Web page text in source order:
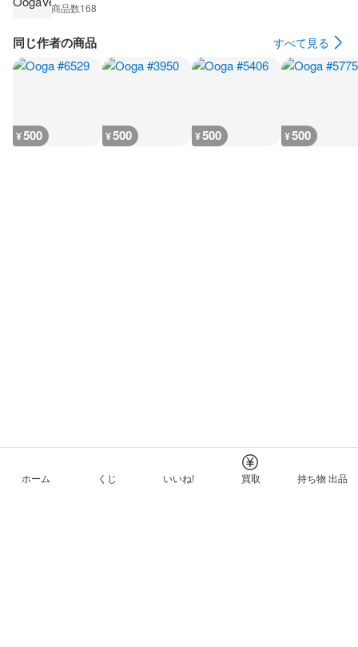
商品数168
同じ作者の商品 すべて見る
¥500 ¥500 ¥500 ¥500
ホーム くじ いいね! 買取 持ち物 出品